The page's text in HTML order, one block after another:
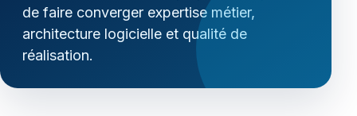
de faire converger expertise métier,
architecture logicielle et qualité de
réalisation.